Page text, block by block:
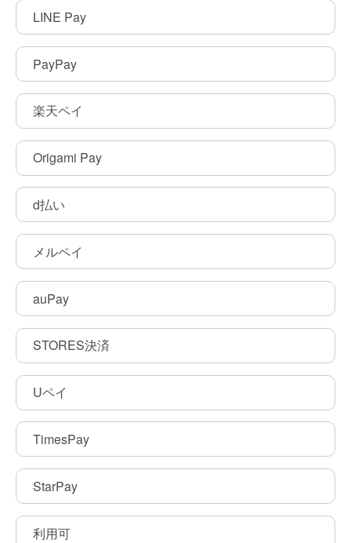
LINE Pay
PayPay
楽天ペイ
Origami Pay
d払い
メルペイ
auPay
STORES決済
Uペイ
TimesPay
StarPay
利用可